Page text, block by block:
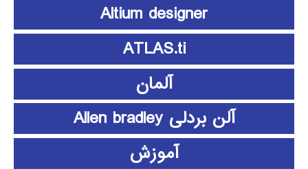
Altium designer
ATLAS.ti
آلمان
آلن بردلی Allen bradley
آموزش